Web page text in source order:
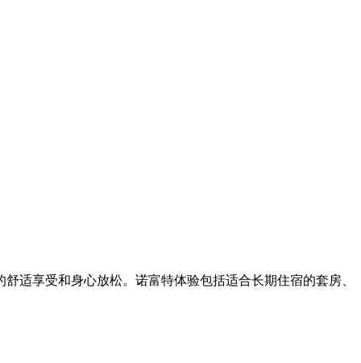
适享受和身心放松。诺富特体验包括适合长期住宿的套房、